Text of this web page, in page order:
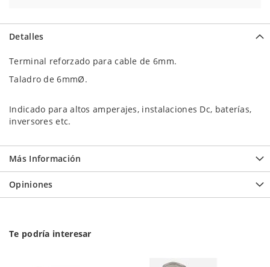
Detalles
Terminal reforzado para cable de 6mm.
Taladro de 6mmØ.
Indicado para altos amperajes, instalaciones Dc, baterías,
inversores etc.
Más Información
Opiniones
Te podría interesar